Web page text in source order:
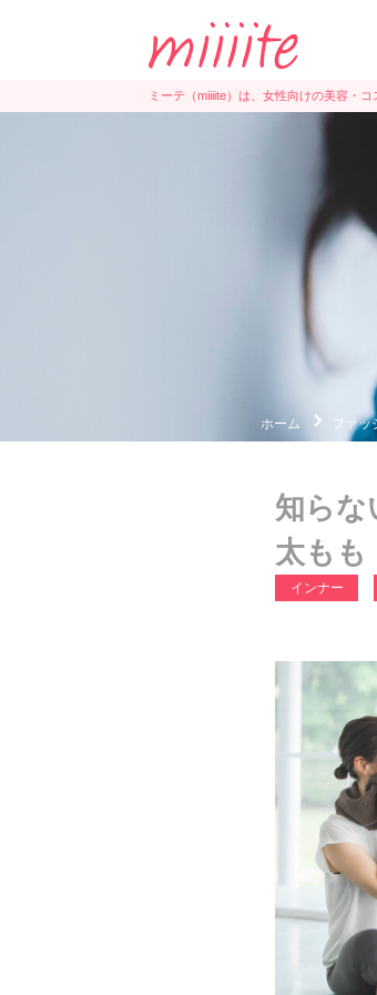
ミーテ（miiiite）は、女性向けの美容・
ホーム ファッ
知らな
太もも
インナー